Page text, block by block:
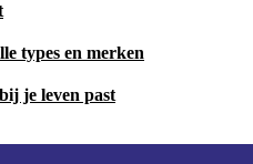
types en merken
je leven past